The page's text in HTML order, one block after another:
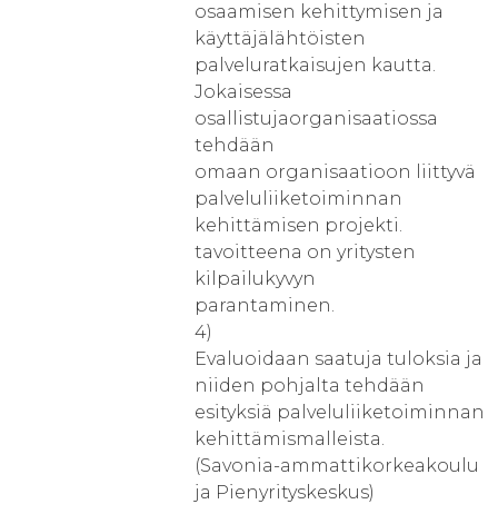
osaamisen kehittymisen ja
käyttäjälähtöisten
palveluratkaisujen kautta.
Jokaisessa
osallistujaorganisaatiossa
tehdään
omaan organisaatioon liittyvä
palveluliiketoiminnan
kehittämisen projekti.
tavoitteena on yritysten
kilpailukyvyn
parantaminen.
4)
Evaluoidaan saatuja tuloksia ja
niiden pohjalta tehdään
esityksiä palveluliiketoiminnan
kehittämismalleista.
(Savonia-ammattikorkeakoulu
ja Pienyrityskeskus)